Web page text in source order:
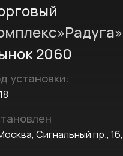
2060
установки:
Сигнальный пр.,